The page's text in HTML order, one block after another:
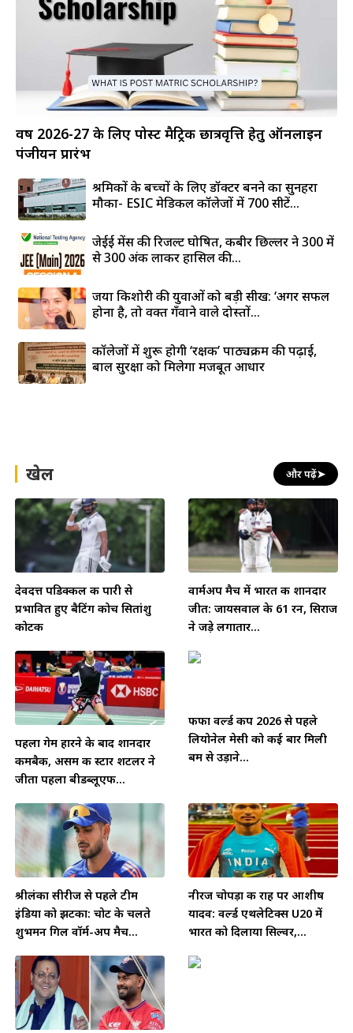
वर्ष 2026-27 के लिए पोस्ट मैट्रिक छात्रवृत्ति हेतु ऑनलाइन
पंजीयन प्रारंभ
श्रमिकों के बच्चों के लिए डॉक्टर बनने का सुनहरा
मौका- ESIC मेडिकल कॉलेजों में 700 सीटें...
जेईई मेंस की रिजल्ट घोषित, कबीर छिल्लर ने 300 में
से 300 अंक लाकर हासिल की...
जया किशोरी की युवाओं को बड़ी सीख: ‘अगर सफल
होना है, तो वक्त गँवाने वाले दोस्तों...
कॉलेजों में शुरू होगी ‘रक्षक’ पाठ्यक्रम की पढ़ाई,
बाल सुरक्षा को मिलेगा मजबूत आधार
खेल और पढ़ें➤
देवदत्त पडिक्कल की पारी से
प्रभावित हुए बैटिंग कोच सितांशु
कोटक
वार्मअप मैच में भारत की शानदार
जीत: जायसवाल के 61 रन, सिराज
ने जड़े लगातार...
पहला गेम हारने के बाद शानदार
कमबैक, असम की स्टार शटलर ने
जीता पहला बीडब्लूएफ...
फीफा वर्ल्ड कप 2026 से पहले
लियोनेल मेसी को कई बार मिली
बम से उड़ाने...
श्रीलंका सीरीज से पहले टीम
इंडिया को झटका: चोट के चलते
शुभमन गिल वॉर्म-अप मैच...
नीरज चोपड़ा की राह पर आशीष
यादव: वर्ल्ड एथलेटिक्स U20 में
भारत को दिलाया सिल्वर,...